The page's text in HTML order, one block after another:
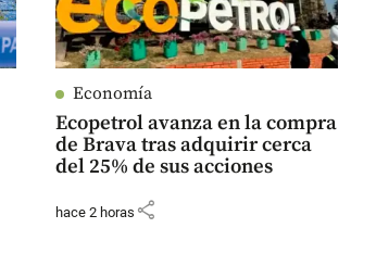
Economía
Ecopetrol avanza en la compra
de Brava tras adquirir cerca
del 25% de sus acciones
hace 2 horas share